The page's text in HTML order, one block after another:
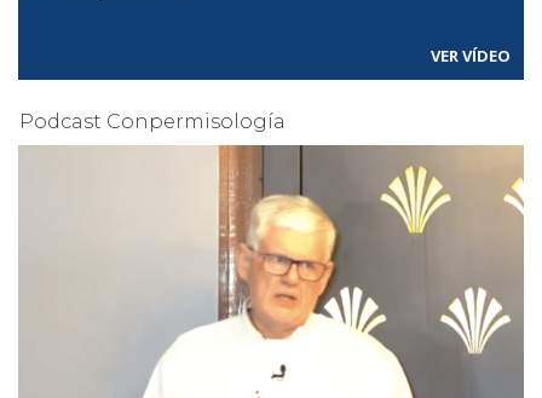
VER VÍDEO
Podcast Conpermisología